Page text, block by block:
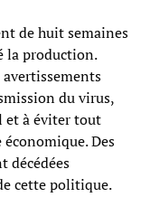
de huit semaines
la production.
avertissements
du virus,
et à éviter tout
Des
décédées
cette politique.